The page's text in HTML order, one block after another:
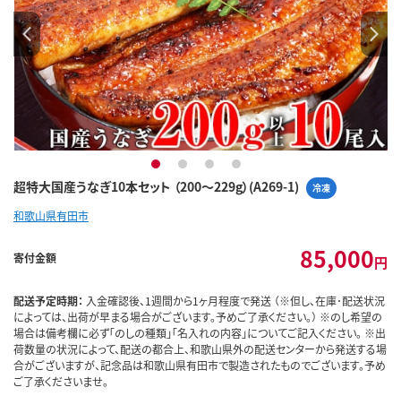
超特大国産うなぎ10本セット （200～229g）(A269-1) 冷凍
1 2 3 4
和歌山県有田市
寄付金額 85,000円
配送予定時期： 入金確認後、1週間から1ヶ月程度で発送 （※但し、在庫･配送状況
によっては、出荷が早まる場合がございます。予めご了承ください。） ※のし希望の
場合は備考欄に必ず「のしの種類」「名入れの内容」についてご記入ください。 ※出
荷数量の状況によって、配送の都合上、和歌山県外の配送センターから発送する場
合がございますが、記念品は和歌山県有田市で製造されたものでございます。予め
ご了承くださいませ。